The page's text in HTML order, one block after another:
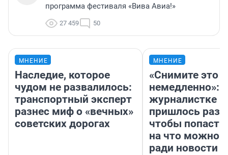
программа фестиваля «Вива Авиа!»
27 459 50
МНЕНИЕ
Наследие, которое
чудом не развалилось:
транспортный эксперт
разнес миф о «вечных»
советских дорогах
МНЕНИЕ
«Снимите это
немедленно»:
журналистке
пришлось
чтобы попасть
на что можно
ради новости